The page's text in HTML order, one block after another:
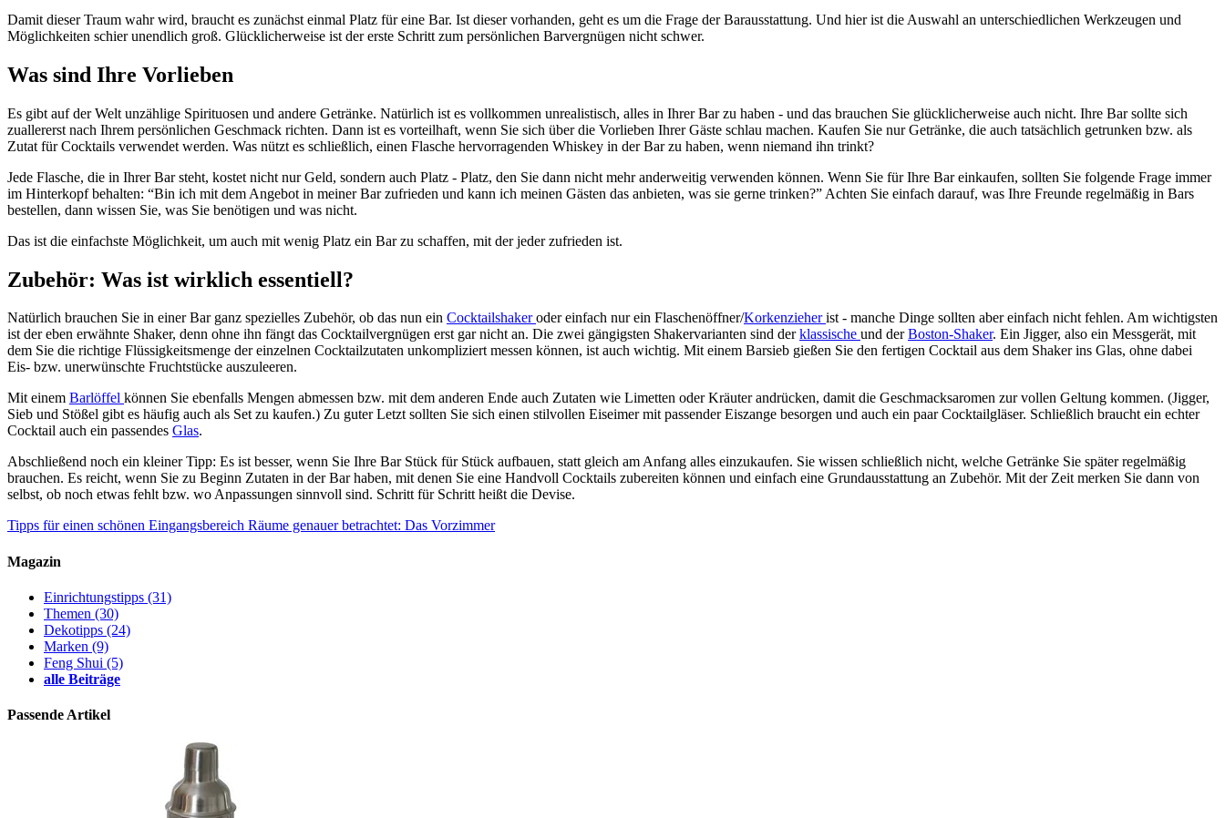
Damit dieser Traum wahr wird, braucht es zunächst einmal Platz für eine Bar. Ist dieser vorhanden, geht es um die Frage der Barausstattung. Und hier ist die Auswahl an unterschiedlichen Werkzeugen und
Möglichkeiten schier unendlich groß. Glücklicherweise ist der erste Schritt zum persönlichen Barvergnügen nicht schwer.
Was sind Ihre Vorlieben
Es gibt auf der Welt unzählige Spirituosen und andere Getränke. Natürlich ist es vollkommen unrealistisch, alles in Ihrer Bar zu haben - und das brauchen Sie glücklicherweise auch nicht. Ihre Bar sollte sich
zuallererst nach Ihrem persönlichen Geschmack richten. Dann ist es vorteilhaft, wenn Sie sich über die Vorlieben Ihrer Gäste schlau machen. Kaufen Sie nur Getränke, die auch tatsächlich getrunken bzw. als
Zutat für Cocktails verwendet werden. Was nützt es schließlich, einen Flasche hervorragenden Whiskey in der Bar zu haben, wenn niemand ihn trinkt?
Jede Flasche, die in Ihrer Bar steht, kostet nicht nur Geld, sondern auch Platz - Platz, den Sie dann nicht mehr anderweitig verwenden können. Wenn Sie für Ihre Bar einkaufen, sollten Sie folgende Frage immer
im Hinterkopf behalten: “Bin ich mit dem Angebot in meiner Bar zufrieden und kann ich meinen Gästen das anbieten, was sie gerne trinken?” Achten Sie einfach darauf, was Ihre Freunde regelmäßig in Bars
bestellen, dann wissen Sie, was Sie benötigen und was nicht.
Das ist die einfachste Möglichkeit, um auch mit wenig Platz ein Bar zu schaffen, mit der jeder zufrieden ist.
Zubehör: Was ist wirklich essentiell?
Natürlich brauchen Sie in einer Bar ganz spezielles Zubehör, ob das nun ein Cocktailshakeroder einfach nur ein Flaschenöffner/Korkenzieherist - manche Dinge sollten aber einfach nicht fehlen. Am wichtigsten
ist der eben erwähnte Shaker, denn ohne ihn fängt das Cocktailvergnügen erst gar nicht an. Die zwei gängigsten Shakervarianten sind derklassische und derBoston-Shaker. Ein Jigger, also ein Messgerät, mit
dem Sie die richtige Flüssigkeitsmenge der einzelnen Cocktailzutaten unkompliziert messen können, ist auch wichtig. Mit einem Barsieb gießen Sie den fertigen Cocktail aus dem Shaker ins Glas, ohne dabei
Eis- bzw. unerwünschte Fruchtstücke auszuleeren.
Mit einem Barlöffel können Sie ebenfalls Mengen abmessen bzw. mit dem anderen Ende auch Zutaten wie Limetten oder Kräuter andrücken, damit die Geschmacksaromen zur vollen Geltung kommen. (Jigger,
Sieb und Stößel gibt es häufig auch als Set zu kaufen.) Zu guter Letzt sollten Sie sich einen stilvollen Eiseimer mit passender Eiszange besorgen und auch ein paar Cocktailgläser. Schließlich braucht ein echter
Cocktail auch ein passendes Glas.
Abschließend noch ein kleiner Tipp: Es ist besser, wenn Sie Ihre Bar Stück für Stück aufbauen, statt gleich am Anfang alles einzukaufen. Sie wissen schließlich nicht, welche Getränke Sie später regelmäßig
brauchen. Es reicht, wenn Sie zu Beginn Zutaten in der Bar haben, mit denen Sie eine Handvoll Cocktails zubereiten können und einfach eine Grundausstattung an Zubehör. Mit der Zeit merken Sie dann von
selbst, ob noch etwas fehlt bzw. wo Anpassungen sinnvoll sind. Schritt für Schritt heißt die Devise.
Tipps für einen schönen Eingangsbereich Räume genauer betrachtet: Das Vorzimmer
Magazin
Einrichtungstipps (31)
Themen (30)
Dekotipps (24)
Marken (9)
Feng Shui (5)
alle Beiträge
Passende Artikel